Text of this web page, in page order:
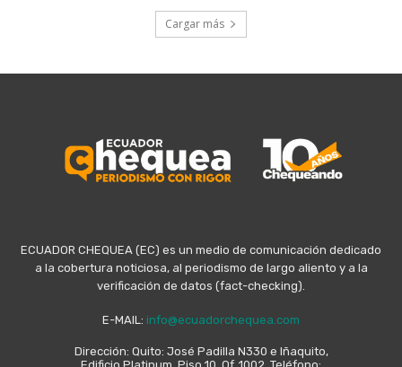
Cargar más
ECUADOR CHEQUEA (EC) es un medio de comunicación dedicado
a la cobertura noticiosa, al periodismo de largo aliento y a la
verificación de datos (fact-checking).
E-MAIL: info@ecuadorchequea.com
Dirección: Quito: José Padilla N330 e Iñaquito,